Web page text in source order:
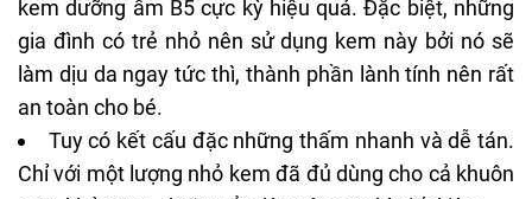
kem dưỡng ẩm B5 cực kỳ hiệu quả. Đặc biệt, những
gia đình có trẻ nhỏ nên sử dụng kem này bởi nó sẽ
làm dịu da ngay tức thì, thành phần lành tính nên rất
an toàn cho bé.
Tuy có kết cấu đặc những thấm nhanh và dễ tán.
Chỉ với một lượng nhỏ kem đã đủ dùng cho cả khuôn